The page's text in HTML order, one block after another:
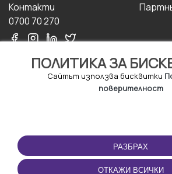
ПОЛИТИКА ЗА
Сайтът използва бисквитки
поверителност
РАЗБРАХ
ОТКАЖИ ВСИЧКИ
Контакти
0700 70 270
ПОЛЗВАНЕ
Правила и условия за
ползване